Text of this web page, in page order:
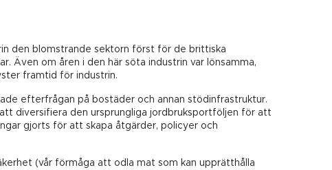
den blomstrande sektorn först för de brittiska
Även om åren i den här söta industrin var lönsamma,
framtid för industrin.
efterfrågan på bostäder och annan stödinfrastruktur.
diversifiera den ursprungliga jordbruksportföljen för att
gjorts för att skapa åtgärder, policyer och
(vår förmåga att odla mat som kan upprätthålla